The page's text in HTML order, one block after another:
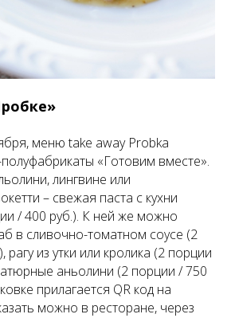
меню take away Probka
«Готовим вместе».
лингвине или
– свежая паста с кухни
/ 400 руб.). К ней же можно
в сливочно-томатном соусе (2
рагу из утки или кролика (2 порции
аньолини (2 порции / 750
прилагается QR код на
можно в ресторане, через